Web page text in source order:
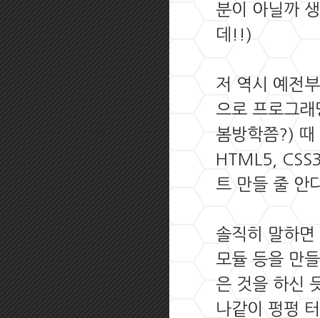
분이 아닐까
데!!)
저 역시 예전
으로 프로그
봄방학쯤?) 때
HTML5,
트 만들 줄 안
솔직히 말하
모듈 등을 만
은 것을 하신
나같이 펑펑